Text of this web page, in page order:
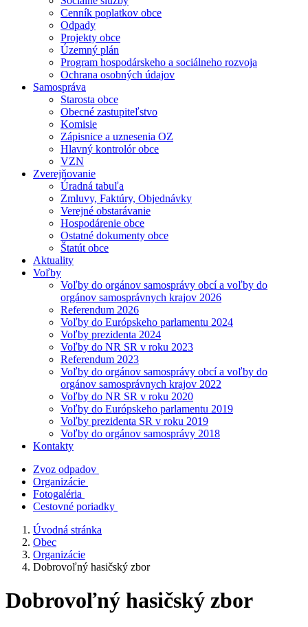
Cenník poplatkov obce
Odpady
Projekty obce
Územný plán
Program hospodárskeho a sociálneho rozvoja
Ochrana osobných údajov
Samospráva
Starosta obce
Obecné zastupiteľstvo
Komisie
Zápisnice a uznesenia OZ
Hlavný kontrolór obce
VZN
Zverejňovanie
Úradná tabuľa
Zmluvy, Faktúry, Objednávky
Verejné obstarávanie
Hospodárenie obce
Ostatné dokumenty obce
Štatút obce
Aktuality
Voľby
Voľby do orgánov samosprávy obcí a voľby do
orgánov samosprávnych krajov 2026
Referendum 2026
Voľby do Európskeho parlamentu 2024
Voľby prezidenta 2024
Voľby do NR SR v roku 2023
Referendum 2023
Voľby do orgánov samosprávy obcí a voľby do
orgánov samosprávnych krajov 2022
Voľby do NR SR v roku 2020
Voľby do Európskeho parlamentu 2019
Voľby prezidenta SR v roku 2019
Voľby do orgánov samosprávy 2018
Kontakty
Zvoz odpadov
Organizácie
Fotogaléria
Cestovné poriadky
Úvodná stránka
Obec
Organizácie
Dobrovoľný hasičský zbor
Dobrovoľný hasičský zbor